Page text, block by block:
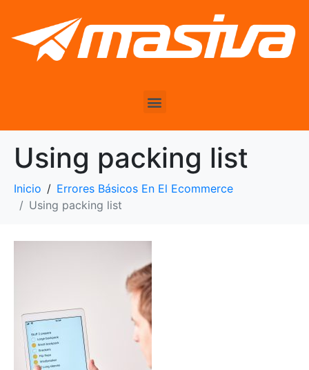
Using packing list
Inicio
Errores Básicos En El Ecommerce
Using packing list